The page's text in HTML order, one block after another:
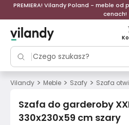
PREMIERA! Vilandy Poland - meble
cenach!
Vilandy > Meble > Szafy > Szafa
Szafa do garderoby
330x230x59 cm szary